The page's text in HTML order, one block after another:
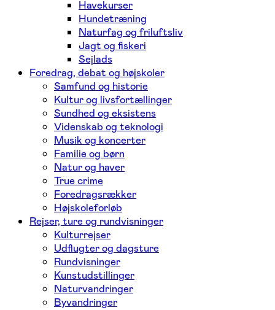
Havekurser
Hundetræning
Naturfag og friluftsliv
Jagt og fiskeri
Sejlads
Foredrag, debat og højskoler
Samfund og historie
Kultur og livsfortællinger
Sundhed og eksistens
Videnskab og teknologi
Musik og koncerter
Familie og børn
Natur og haver
True crime
Foredragsrækker
Højskoleforløb
Rejser, ture og rundvisninger
Kulturrejser
Udflugter og dagsture
Rundvisninger
Kunstudstillinger
Naturvandringer
Byvandringer